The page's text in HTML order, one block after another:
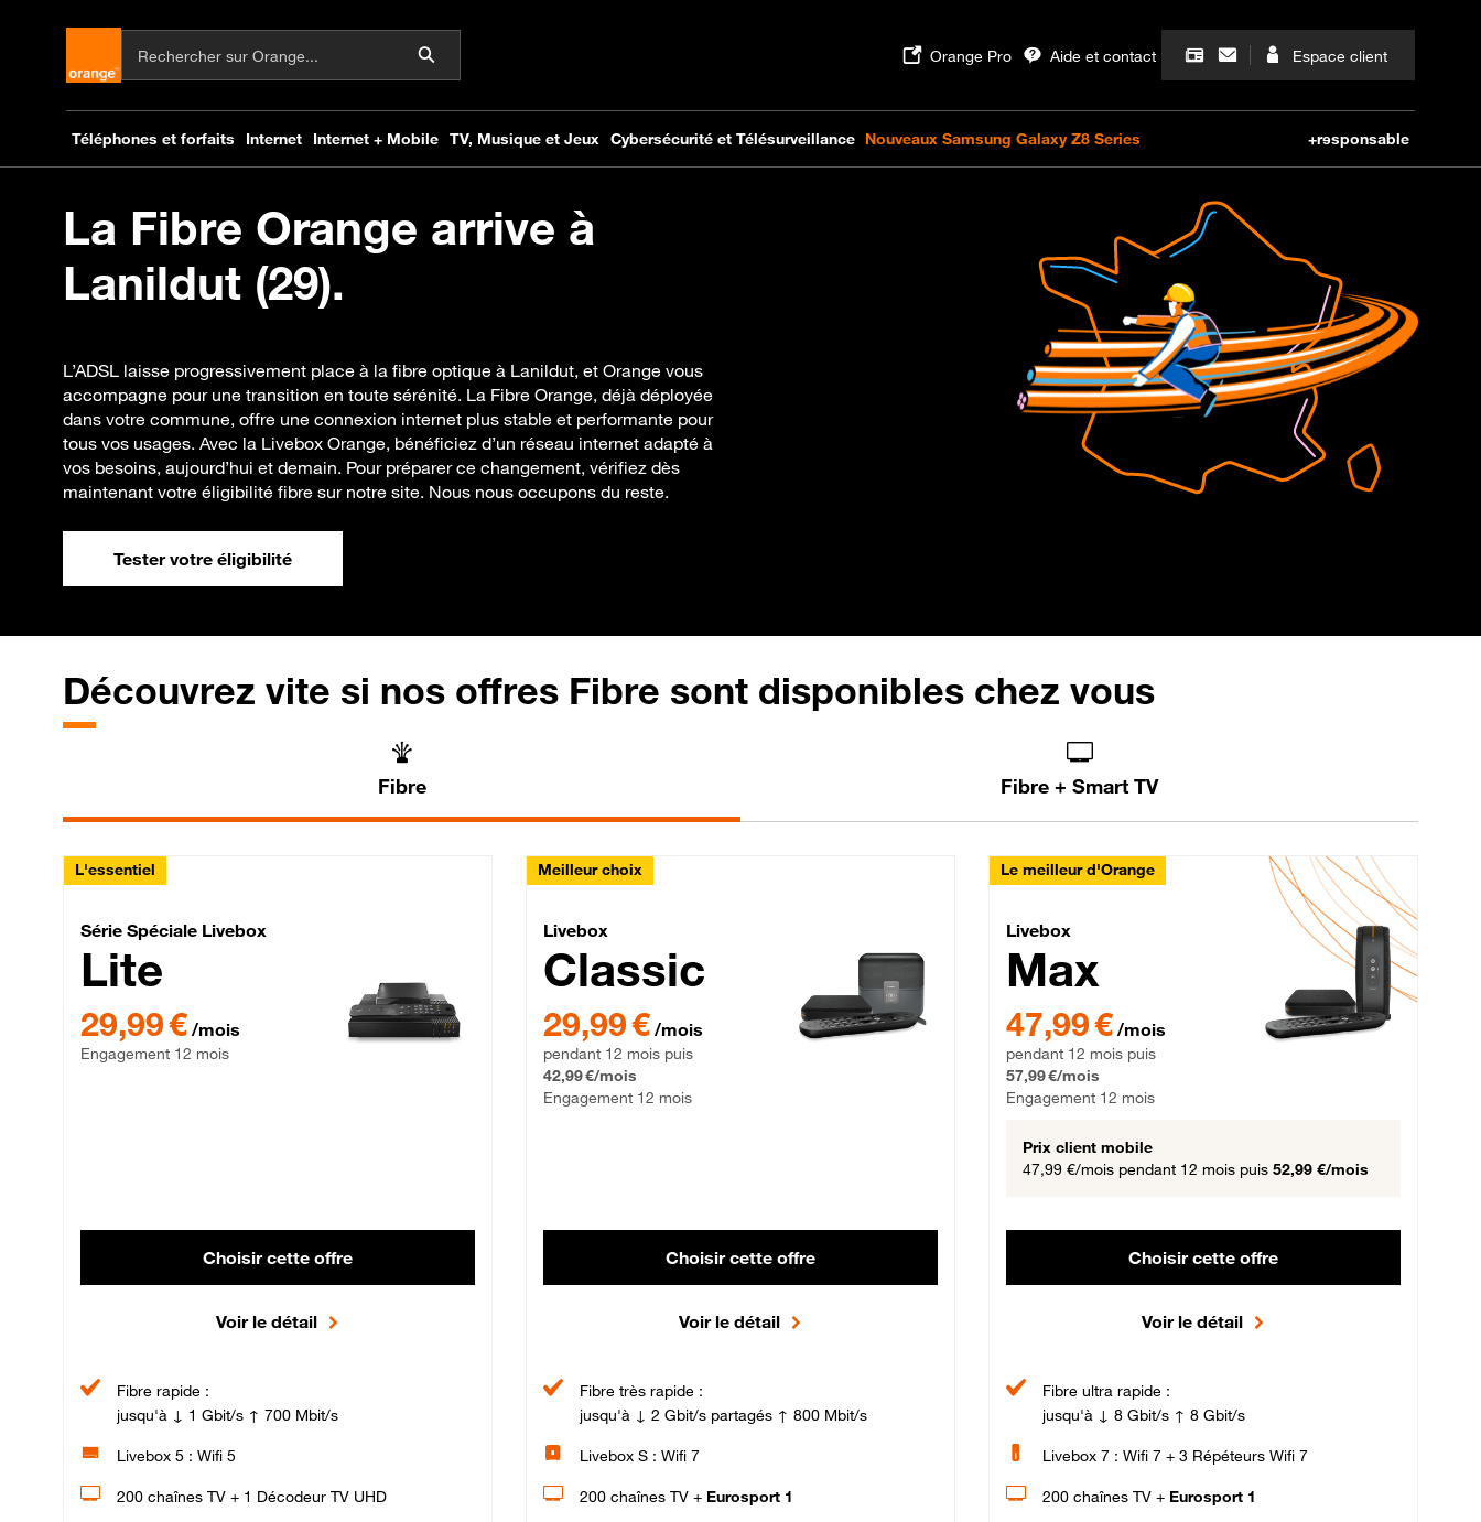
La Fibre Orange arrive à
Lanildut (29).
L’ADSL laisse progressivement place à la fibre optique à Lanildut, et Orange vous
accompagne pour une transition en toute sérénité. La Fibre Orange, déjà déployée
dans votre commune, offre une connexion internet plus stable et performante pour
tous vos usages. Avec la Livebox Orange, bénéficiez d’un réseau internet adapté à
vos besoins, aujourd’hui et demain. Pour préparer ce changement, vérifiez dès
maintenant votre éligibilité fibre sur notre site. Nous nous occupons du reste.
Tester votre éligibilité
Découvrez vite si nos offres Fibre sont disponibles chez vous
Fibre Fibre + Smart TV
L'essentiel
Série Spéciale Livebox Lite Fibre
Série Spéciale Livebox
Lite
29,99 € par mois , Engagement 12 mois
29,99 € /mois
Engagement 12 mois
Choisir cette offre
Voir le détail
Fibre rapide :
jusqu'à ↓ 1 Gbit/s ↑ 700 Mbit/s
Livebox 5 : Wifi 5
200 chaînes TV + 1 Décodeur TV UHD
Meilleur choix
Livebox Classic Fibre
Livebox
Classic
29,99 € par mois pendant 12 mois puis 42,99 € par mois, Engagement 12 mois
29,99 € /mois
pendant 12 mois puis
42,99 €/mois
Engagement 12 mois
Choisir cette offre
Voir le détail
Fibre très rapide :
jusqu'à ↓ 2 Gbit/s partagés ↑ 800 Mbit/s
Livebox S : Wifi 7
200 chaînes TV + Eurosport 1
Le meilleur d'Orange
Livebox Max Fibre
Livebox
Max
47,99 € par mois pendant 12 mois puis 57,99 € par mois,
47,99 € /mois
pendant 12 mois puis
57,99 €/mois
Engagement 12 mois
Prix client mobile
47,99 €/mois pendant 12 mois puis 52,99 €/mois
Choisir cette offre
Voir le détail
Fibre ultra rapide :
jusqu'à ↓ 8 Gbit/s ↑ 8 Gbit/s
Livebox 7 : Wifi 7 + 3 Répéteurs Wifi 7
200 chaînes TV + Eurosport 1